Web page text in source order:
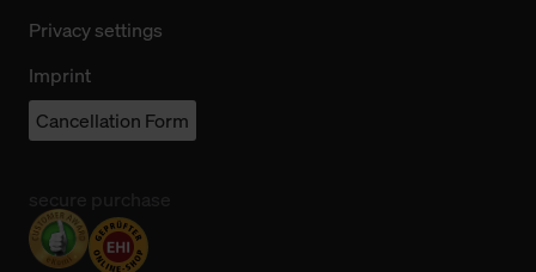
Privacy settings
Imprint
Cancellation Form